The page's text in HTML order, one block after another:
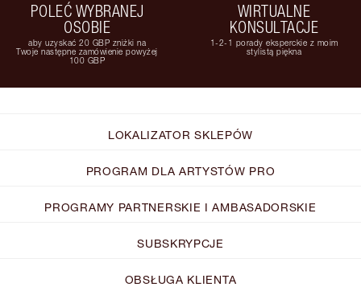
POLEĆ WYBRANEJ
OSOBIE
aby uzyskać 20 GBP zniżki na
Twoje następne zamówienie powyżej
100 GBP
WIRTUALNE
KONSULTACJE
1-2-1 porady eksperckie z moim
stylistą piękna
LOKALIZATOR SKLEPÓW
PROGRAM DLA ARTYSTÓW PRO
PROGRAMY PARTNERSKIE I AMBASADORSKIE
SUBSKRYPCJE
OBSŁUGA KLIENTA